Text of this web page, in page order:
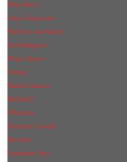
Nina Ricci
Paco Rabanne
Parfums de Marly
Penhaligon's
Pepe Jeans
Prada
Ralph Lauren
RicHarD
Rihanna
Roberto Cavalli
Rochas
Salvador Dali